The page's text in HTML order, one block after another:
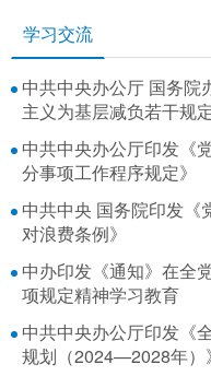
学习交流
中共中央办公厅 国务院
主义为基层减负若干规定
中共中央办公厅印发《
分事项工作程序规定》
中共中央 国务院印发《
对浪费条例》
中办印发《通知》在全
项规定精神学习教育
中共中央办公厅印发《
规划（2024—2028年）